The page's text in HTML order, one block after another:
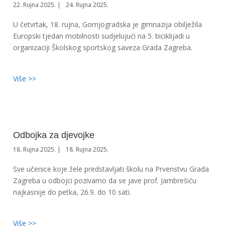
22. Rujna 2025. 24. Rujna 2025.
U četvrtak, 18. rujna, Gornjogradska je gimnazija obilježila
Europski tjedan mobilnosti sudjelujući na 5. biciklijadi u
organizaciji Školskog sportskog saveza Grada Zagreba.
Više >>
Odbojka za djevojke
18. Rujna 2025. 18. Rujna 2025.
Sve učenice koje žele predstavljati školu na Prvenstvu Grada
Zagreba u odbojci pozivamo da se jave prof. Jambrešiću
najkasnije do petka, 26.9. do 10 sati.
Više >>